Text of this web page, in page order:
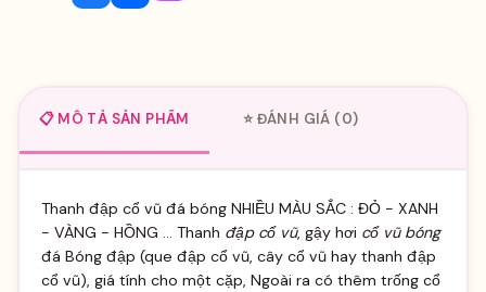
📋 MÔ TẢ SẢN PHẨM ⭐ ĐÁNH GIÁ (0)
Thanh đập cổ vũ đá bóng NHIỀU MÀU SẮC : ĐỎ - XANH
- VÀNG - HỒNG ... Thanh đập cổ vũ, gậy hơi cổ vũ bóng
đá Bóng đập (que đập cổ vũ, cây cổ vũ hay thanh đập
cổ vũ), giá tính cho một cặp, Ngoài ra có thêm trống cổ